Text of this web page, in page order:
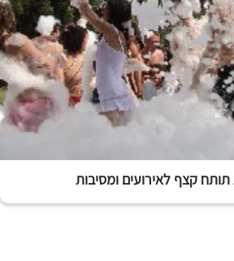
קצף לאירועים ומסיבות